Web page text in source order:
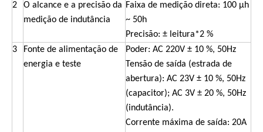
2
O alcance e a precisão da
medição de indutância
Faixa de medição direta: 100 μh
~ 50h
Precisão: ± leitura*2 %
3
Fonte de alimentação de
energia e teste
Poder: AC 220V ± 10 %, 50Hz
Tensão de saída (estrada de
abertura): AC 23V ± 10 %, 50Hz
(capacitor); AC 3V ± 20 %, 50Hz
(indutância).
Corrente máxima de saída: 20A